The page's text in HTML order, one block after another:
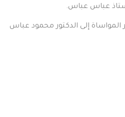
عباس عباس.
المواساة إلى الدكتور محمود عباس